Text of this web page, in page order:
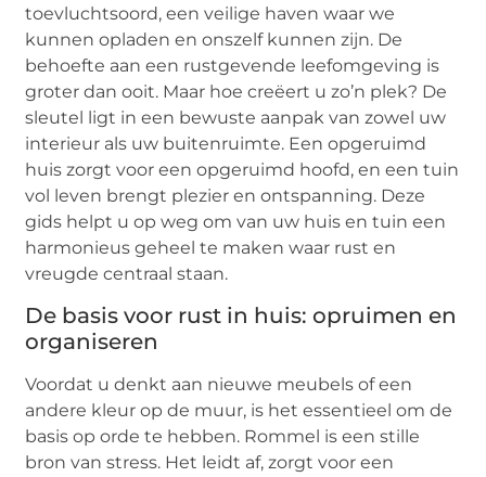
toevluchtsoord, een veilige haven waar we
kunnen opladen en onszelf kunnen zijn. De
behoefte aan een rustgevende leefomgeving is
groter dan ooit. Maar hoe creëert u zo’n plek? De
sleutel ligt in een bewuste aanpak van zowel uw
interieur als uw buitenruimte. Een opgeruimd
huis zorgt voor een opgeruimd hoofd, en een tuin
vol leven brengt plezier en ontspanning. Deze
gids helpt u op weg om van uw huis en tuin een
harmonieus geheel te maken waar rust en
vreugde centraal staan.
De basis voor rust in huis: opruimen en
organiseren
Voordat u denkt aan nieuwe meubels of een
andere kleur op de muur, is het essentieel om de
basis op orde te hebben. Rommel is een stille
bron van stress. Het leidt af, zorgt voor een